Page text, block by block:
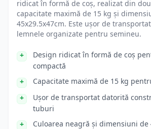
ridicat în formă de coș, realizat din
capacitate maximă de 15 kg și
45x29.5x47cm. Este ușor de
lemnele organizate pentru semineu.
Design ridicat în formă de coș
compactă
Capacitate maximă de 15 kg
Ușor de transportat datorită
tuburi
Culoarea neagră și dimensiuni de